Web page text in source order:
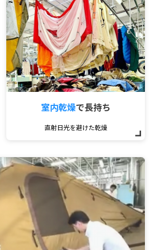
室内乾燥で長持ち
直射日光を避けた乾燥